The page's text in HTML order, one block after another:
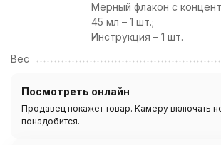
Мерный флакон с
45 мл – 1 шт.;
Инструкция – 1 шт.
Вес
Посмотреть онлайн
Продавец покажет товар. Камеру включать
понадобится.